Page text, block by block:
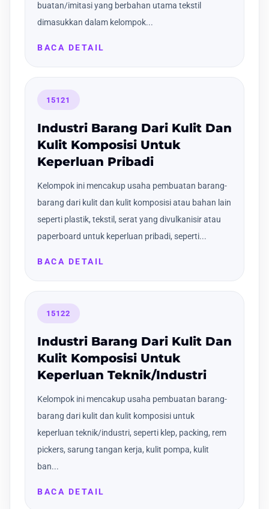
buatan/imitasi yang berbahan utama tekstil
dimasukkan dalam kelompok...
BACA DETAIL
15121
Industri Barang Dari Kulit Dan
Kulit Komposisi Untuk
Keperluan Pribadi
Kelompok ini mencakup usaha pembuatan barang-
barang dari kulit dan kulit komposisi atau bahan lain
seperti plastik, tekstil, serat yang divulkanisir atau
paperboard untuk keperluan pribadi, seperti...
BACA DETAIL
15122
Industri Barang Dari Kulit Dan
Kulit Komposisi Untuk
Keperluan Teknik/Industri
Kelompok ini mencakup usaha pembuatan barang-
barang dari kulit dan kulit komposisi untuk
keperluan teknik/industri, seperti klep, packing, rem
pickers, sarung tangan kerja, kulit pompa, kulit
ban...
BACA DETAIL